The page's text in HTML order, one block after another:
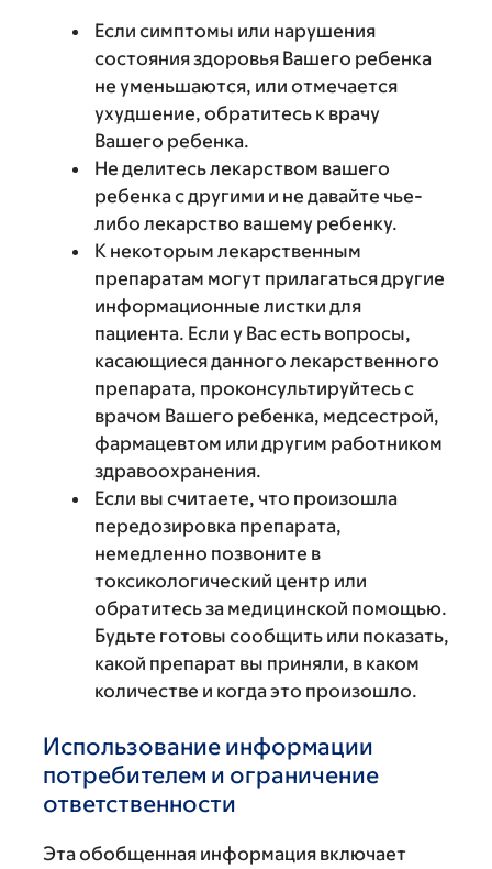
Если симптомы или нарушения
состояния здоровья Вашего ребенка
не уменьшаются, или отмечается
ухудшение, обратитесь к врачу
Вашего ребенка.
Не делитесь лекарством вашего
ребенка с другими и не давайте чье-
либо лекарство вашему ребенку.
К некоторым лекарственным
препаратам могут прилагаться другие
информационные листки для
пациента. Если у Вас есть вопросы,
касающиеся данного лекарственного
препарата, проконсультируйтесь с
врачом Вашего ребенка, медсестрой,
фармацевтом или другим работником
здравоохранения.
Если вы считаете, что произошла
передозировка препарата,
немедленно позвоните в
токсикологический центр или
обратитесь за медицинской помощью.
Будьте готовы сообщить или показать,
какой препарат вы приняли, в каком
количестве и когда это произошло.
Использование информации
потребителем и ограничение
ответственности
Эта обобщенная информация включает